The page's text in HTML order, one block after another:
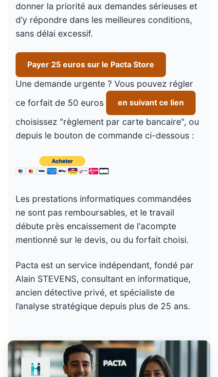
donner la priorité aux demandes sérieuses et
d’y répondre dans les meilleures conditions,
sans délai excessif.
Payer 25 euros sur le Pacta Store
Une demande urgente ? Vous pouvez régler
ce forfait de 50 euros
en suivant ce lien
choisissez "règlement par carte bancaire", ou
depuis le bouton de commande ci-dessous :
Les prestations informatiques commandées
ne sont pas remboursables, et le travail
débute près encaissement de l'acompte
mentionné sur le devis, ou du forfait choisi.
Pacta est un service indépendant, fondé par
Alain STEVENS, consultant en informatique,
ancien détective privé, et spécialiste de
l’analyse stratégique depuis plus de 25 ans.